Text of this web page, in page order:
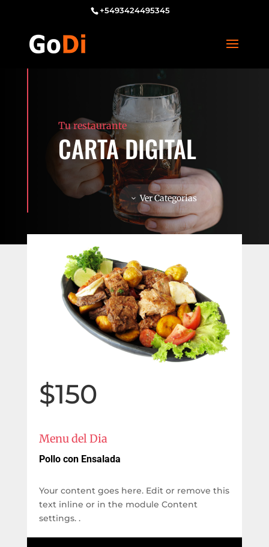
+5493424495345
Tu restaurante
CARTA DIGITAL
Ver Categorias
$150
Menu del Dia
Pollo con Ensalada
Your content goes here. Edit or remove this
text inline or in the module Content
settings. .